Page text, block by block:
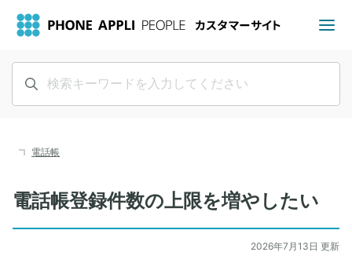
電話帳
電話帳登録件数の上限を増やしたい
2026年7月13日 更新